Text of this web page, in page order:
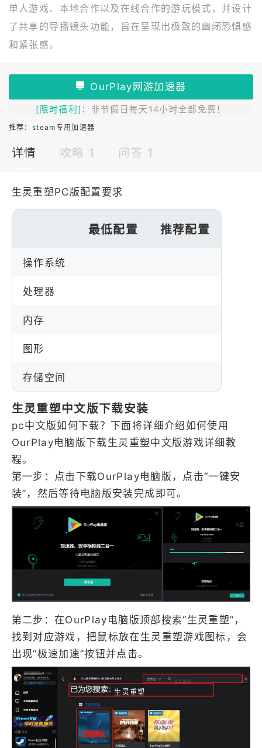
单人游戏、本地合作以及在线合作的游玩模式，并设计
了共享的导播镜头功能，旨在呈现出极致的幽闭恐惧感
和紧张感。
[限时福利]： 非节假日每天14小时全部免费！
推荐： steam专用加速器
详情 攻略 1 问答 1
生灵重塑PC版配置要求
最低配置 推荐配置
操作系统
处理器
内存
图形
存储空间
生灵重塑中文版下载安装
pc中文版如何下载？下面将详细介绍如何使用
OurPlay电脑版下载生灵重塑中文版游戏详细教
程。
第一步：点击下载OurPlay电脑版，点击“一键安
装”，然后等待电脑版安装完成即可。
第二步：在OurPlay电脑版顶部搜索“生灵重塑”，
找到对应游戏，把鼠标放在生灵重塑游戏图标，会
出现“极速加速”按钮并点击。
生灵重塑
生灵重塑